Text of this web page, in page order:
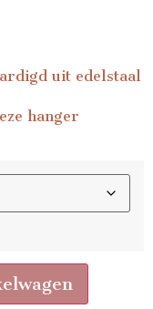
uit edelstaal
hanger